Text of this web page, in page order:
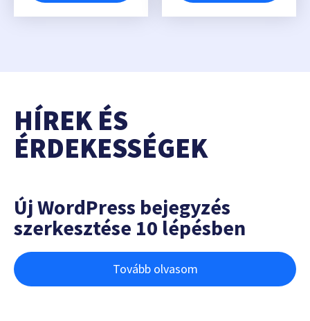
HÍREK ÉS
ÉRDEKESSÉGEK
Új WordPress bejegyzés
szerkesztése 10 lépésben
Tovább olvasom